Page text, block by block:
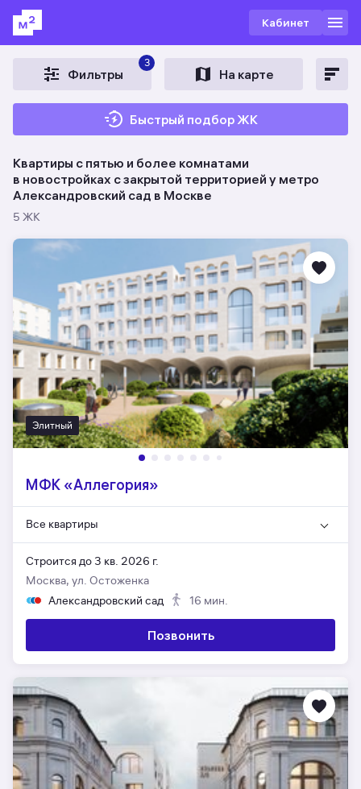
Кабинет
Фильтры
3
На карте
Быстрый подбор ЖК
Квартиры с пятью и более комнатами
в новостройках c закрытой территорией у метро
Александровский сад в Москве
5 ЖК
Элитный
МФК «Аллегория»
Все квартиры
Строится до 3 кв. 2026 г.
Москва, ул. Остоженка
Александровский сад
16 мин.
Позвонить